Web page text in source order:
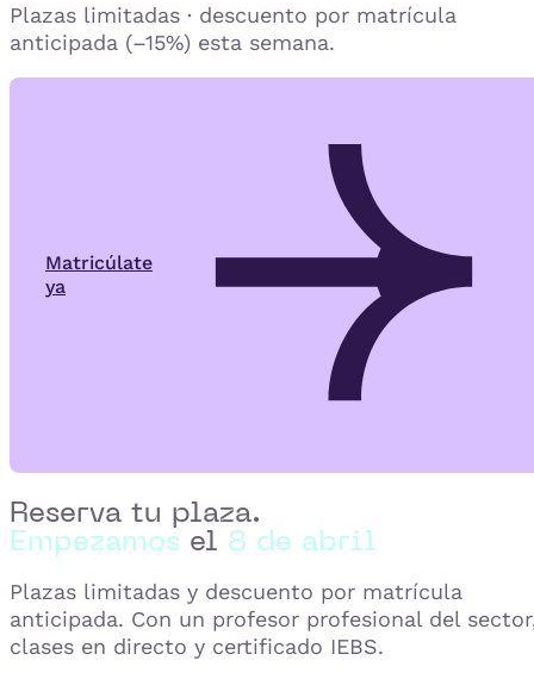
Plazas limitadas · descuento por matrícula
anticipada (–15%) esta semana.
Matricúlate
ya
Reserva tu plaza.
Empezamos el 8 de abril
Plazas limitadas y descuento por matrícula
anticipada. Con un profesor profesional del
clases en directo y certificado IEBS.